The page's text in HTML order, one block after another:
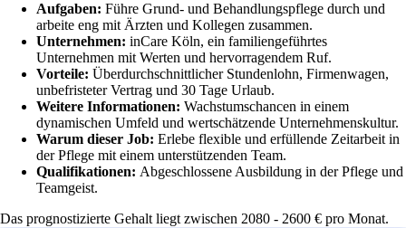
Aufgaben: Führe Grund- und Behandlungspflege durch und
arbeite eng mit Ärzten und Kollegen zusammen.
Unternehmen: inCare Köln, ein familiengeführtes
Unternehmen mit Werten und hervorragendem Ruf.
Vorteile: Überdurchschnittlicher Stundenlohn, Firmenwagen,
unbefristeter Vertrag und 30 Tage Urlaub.
Weitere Informationen: Wachstumschancen in einem
dynamischen Umfeld und wertschätzende Unternehmenskultur.
Warum dieser Job: Erlebe flexible und erfüllende Zeitarbeit in
der Pflege mit einem unterstützenden Team.
Qualifikationen: Abgeschlossene Ausbildung in der Pflege und
Teamgeist.
Das prognostizierte Gehalt liegt zwischen 2080 - 2600 € pro Monat.